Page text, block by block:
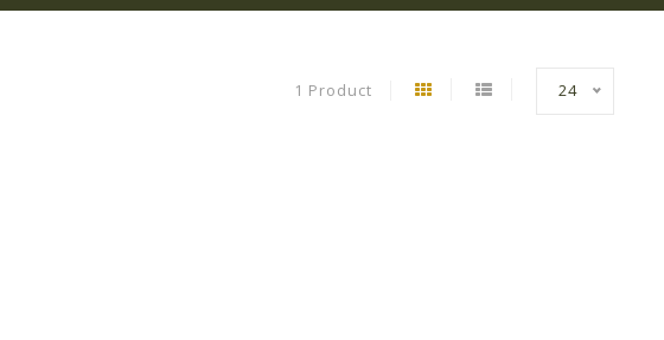
1 Product 24